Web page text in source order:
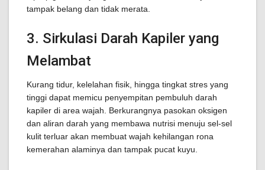
tampak belang dan tidak merata.
3. Sirkulasi Darah Kapiler yang
Melambat
Kurang tidur, kelelahan fisik, hingga tingkat stres yang
tinggi dapat memicu penyempitan pembuluh darah
kapiler di area wajah. Berkurangnya pasokan oksigen
dan aliran darah yang membawa nutrisi menuju sel-sel
kulit terluar akan membuat wajah kehilangan rona
kemerahan alaminya dan tampak pucat kuyu.